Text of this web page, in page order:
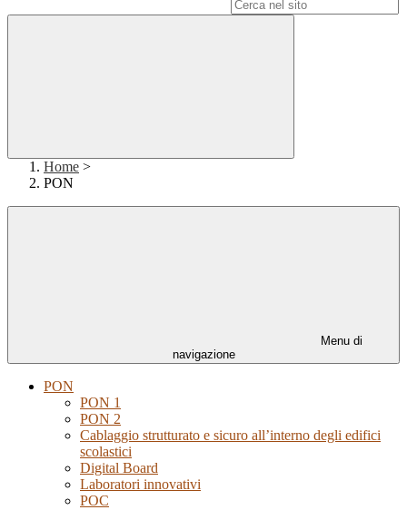
Home >
PON
Menu di
navigazione
PON
PON 1
PON 2
Cablaggio strutturato e sicuro all’interno degli edifici
scolastici
Digital Board
Laboratori innovativi
POC